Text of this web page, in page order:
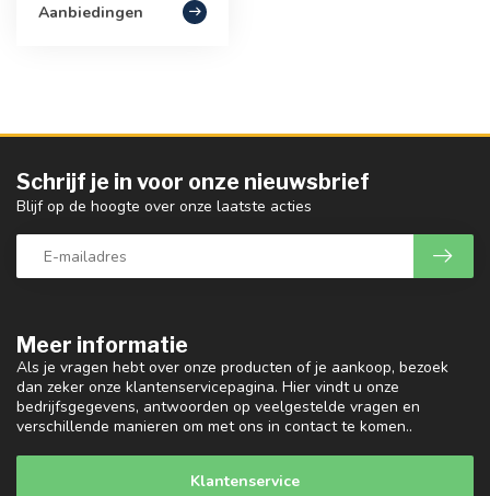
Aanbiedingen
Meer informatie
Als je vragen hebt over onze producten of je aankoop, bezoek
dan zeker onze klantenservicepagina. Hier vindt u onze
bedrijfsgegevens, antwoorden op veelgestelde vragen en
verschillende manieren om met ons in contact te komen..
Klantenservice
Schrijf je in voor onze nieuwsbrief
Blijf op de hoogte over onze laatste acties